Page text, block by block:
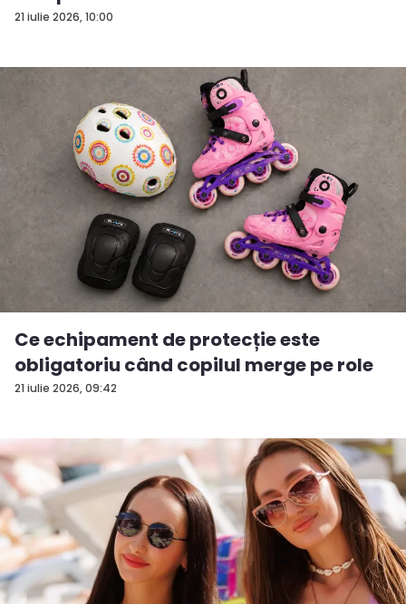
21 iulie 2026, 10:00
21 iulie 2026, 09:42
Ce echipament de protecție este
obligatoriu când copilul merge pe role